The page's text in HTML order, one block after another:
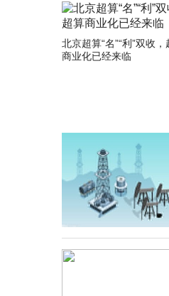
北京超算“名”“利”双收，
商业化已经来临